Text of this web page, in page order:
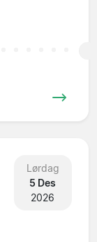
Lørdag
5 Des
2026